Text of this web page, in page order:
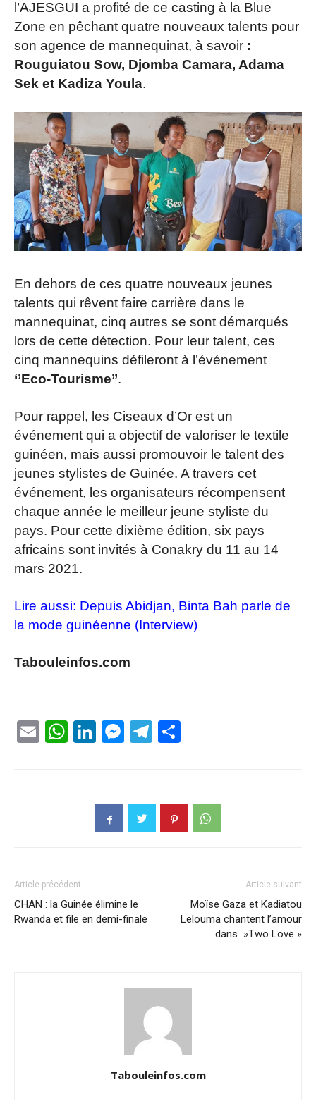
l’AJESGUI a profité de ce casting à la Blue
Zone en pêchant quatre nouveaux talents pour
son agence de mannequinat, à savoir :
Rouguiatou Sow, Djomba Camara, Adama
Sek et Kadiza Youla.
En dehors de ces quatre nouveaux jeunes
talents qui rêvent faire carrière dans le
mannequinat, cinq autres se sont démarqués
lors de cette détection. Pour leur talent, ces
cinq mannequins défileront à l’événement
‘’Eco-Tourisme’’.
Pour rappel, les Ciseaux d’Or est un
événement qui a objectif de valoriser le textile
guinéen, mais aussi promouvoir le talent des
jeunes stylistes de Guinée. A travers cet
événement, les organisateurs récompensent
chaque année le meilleur jeune styliste du
pays. Pour cette dixième édition, six pays
africains sont invités à Conakry du 11 au 14
mars 2021.
Lire aussi: Depuis Abidjan, Binta Bah parle de
la mode guinéenne (Interview)
Tabouleinfos.com
EmailWhatsApp
LinkedIn
Messenger
Telegram
Article précédent
CHAN : la Guinée élimine le
Rwanda et file en demi-finale
Article suivant
Moïse Gaza et Kadiatou
Lelouma chantent l’amour
dans »Two Love »
Tabouleinfos.com